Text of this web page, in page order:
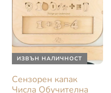
ИЗВЪН НАЛИЧНОСТ
Сензорен капак
Числа Обучителна